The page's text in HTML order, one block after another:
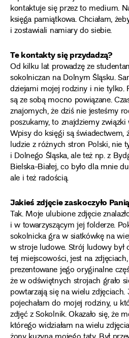
kontaktuje się przez to medium.
księga pamiątkowa. Chciałam,
i zostawiali namiary do siebie.
Te kontakty się przydadzą?
Od kilku lat prowadzę ze
sokolniczan na Dolnym Śląsku.
dziejami mojej rodziny i nie tylko.
są ze sobą mocno powiązane.
znajomych, że dziś nie jesteśmy
poszukamy, to znajdziemy
Wpisy do księgi są świadectwem,
ludzie z różnych stron Polski, nie
i Dolnego Śląska, ale też np. z
Bielska-Białej, co było dla mnie
ale i też radością.
Jakieś zdjęcie zaskoczyło
Tak. Moje ulubione zdjęcie
i w towarzyszącym jej folderze.
sokolnicka gra w siatkówkę na
w stroje ludowe. Strój ludowy był
tej miejscowości, jest na
prezentowane jego oryginalne
że w odświętnych strojach grało
powtarzają się na wielu zdjęciach.
pojechałam do mojej rodziny, u
zdjęć z Sokolnik. Okazało się, że
którego widziałam na wielu